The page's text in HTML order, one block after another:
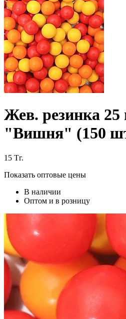
Жев. резинка
"Вишня" (150
15 Тг.
Показать оптовые цены
В наличии
Оптом и в розницу